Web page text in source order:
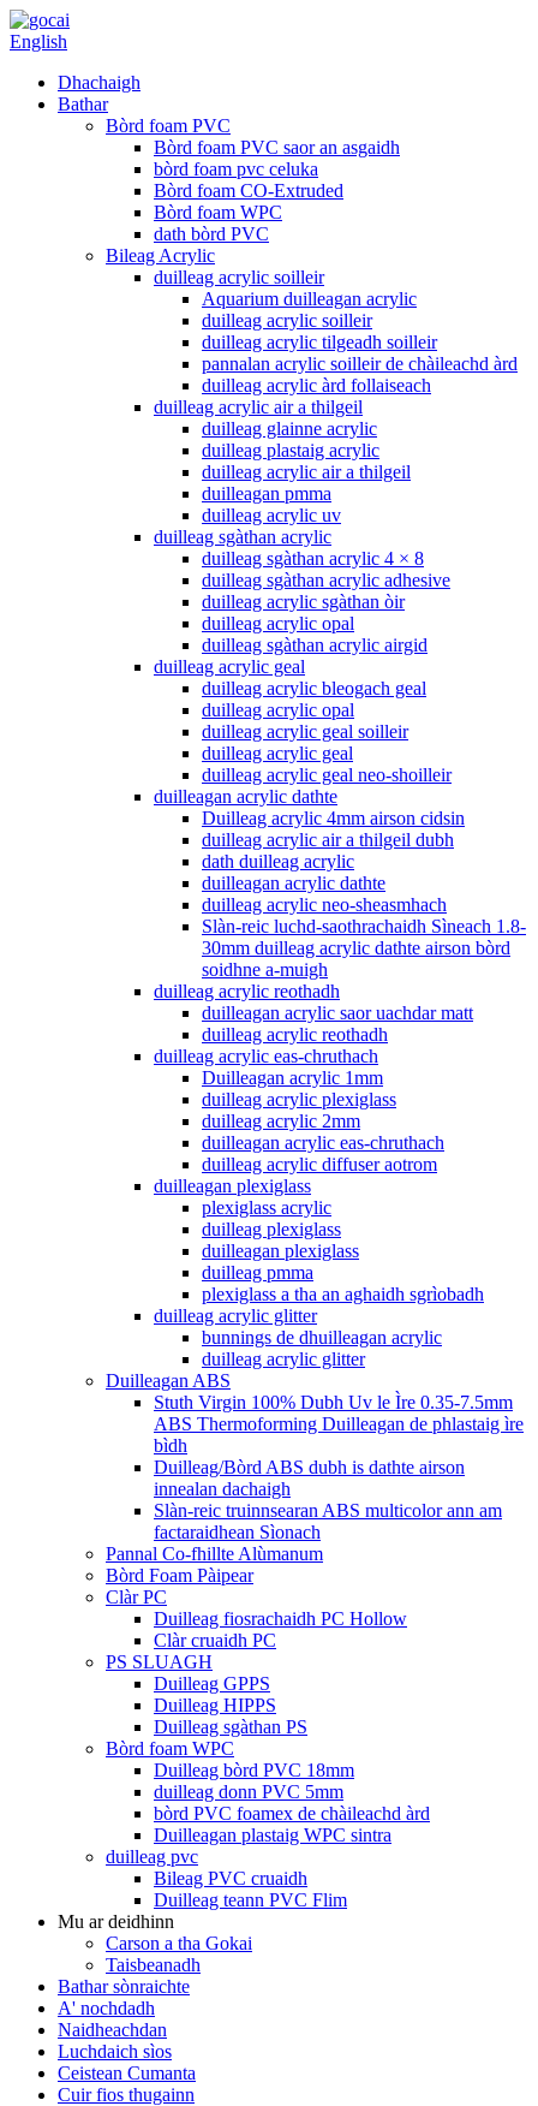
English
Dhachaigh
Bathar
Bòrd foam PVC
Bòrd foam PVC saor an asgaidh
bòrd foam pvc celuka
Bòrd foam CO-Extruded
Bòrd foam WPC
dath bòrd PVC
Bileag Acrylic
duilleag acrylic soilleir
Aquarium duilleagan acrylic
duilleag acrylic soilleir
duilleag acrylic tilgeadh soilleir
pannalan acrylic soilleir de chàileachd àrd
duilleag acrylic àrd follaiseach
duilleag acrylic air a thilgeil
duilleag glainne acrylic
duilleag plastaig acrylic
duilleag acrylic air a thilgeil
duilleagan pmma
duilleag acrylic uv
duilleag sgàthan acrylic
duilleag sgàthan acrylic 4 × 8
duilleag sgàthan acrylic adhesive
duilleag acrylic sgàthan òir
duilleag acrylic opal
duilleag sgàthan acrylic airgid
duilleag acrylic geal
duilleag acrylic bleogach geal
duilleag acrylic opal
duilleag acrylic geal soilleir
duilleag acrylic geal
duilleag acrylic geal neo-shoilleir
duilleagan acrylic dathte
Duilleag acrylic 4mm airson cidsin
duilleag acrylic air a thilgeil dubh
dath duilleag acrylic
duilleagan acrylic dathte
duilleag acrylic neo-sheasmhach
Slàn-reic luchd-saothrachaidh Sìneach 1.8-
30mm duilleag acrylic dathte airson bòrd
soidhne a-muigh
duilleag acrylic reothadh
duilleagan acrylic saor uachdar matt
duilleag acrylic reothadh
duilleag acrylic eas-chruthach
Duilleagan acrylic 1mm
duilleag acrylic plexiglass
duilleag acrylic 2mm
duilleagan acrylic eas-chruthach
duilleag acrylic diffuser aotrom
duilleagan plexiglass
plexiglass acrylic
duilleag plexiglass
duilleagan plexiglass
duilleag pmma
plexiglass a tha an aghaidh sgrìobadh
duilleag acrylic glitter
bunnings de dhuilleagan acrylic
duilleag acrylic glitter
Duilleagan ABS
Stuth Virgin 100% Dubh Uv le Ìre 0.35-7.5mm
ABS Thermoforming Duilleagan de phlastaig ìre
bìdh
Duilleag/Bòrd ABS dubh is dathte airson
innealan dachaigh
Slàn-reic truinnsearan ABS multicolor ann am
factaraidhean Sìonach
Pannal Co-fhillte Alùmanum
Bòrd Foam Pàipear
Clàr PC
Duilleag fiosrachaidh PC Hollow
Clàr cruaidh PC
PS SLUAGH
Duilleag GPPS
Duilleag HIPPS
Duilleag sgàthan PS
Bòrd foam WPC
Duilleag bòrd PVC 18mm
duilleag donn PVC 5mm
bòrd PVC foamex de chàileachd àrd
Duilleagan plastaig WPC sintra
duilleag pvc
Bileag PVC cruaidh
Duilleag teann PVC Flim
Mu ar deidhinn
Carson a tha Gokai
Taisbeanadh
Bathar sònraichte
A' nochdadh
Naidheachdan
Luchdaich sìos
Ceistean Cumanta
Cuir fios thugainn